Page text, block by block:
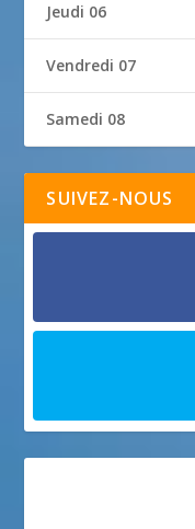
Jeudi 06
Vendredi 07
Samedi 08
SUIVEZ-NOUS